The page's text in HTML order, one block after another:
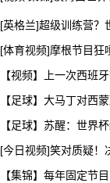
[英格兰]超级训练营？
【足球】大马丁对西